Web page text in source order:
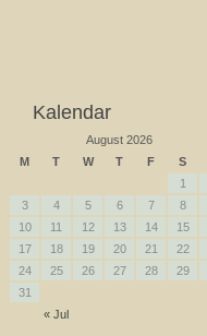
Kalendar
August 2026
M
T W T F S
« Jul
1
3
4 5 6 7 8
10
11 12 13 14 15
17
18 19 20 21 22
24
25 26 27 28 29
31